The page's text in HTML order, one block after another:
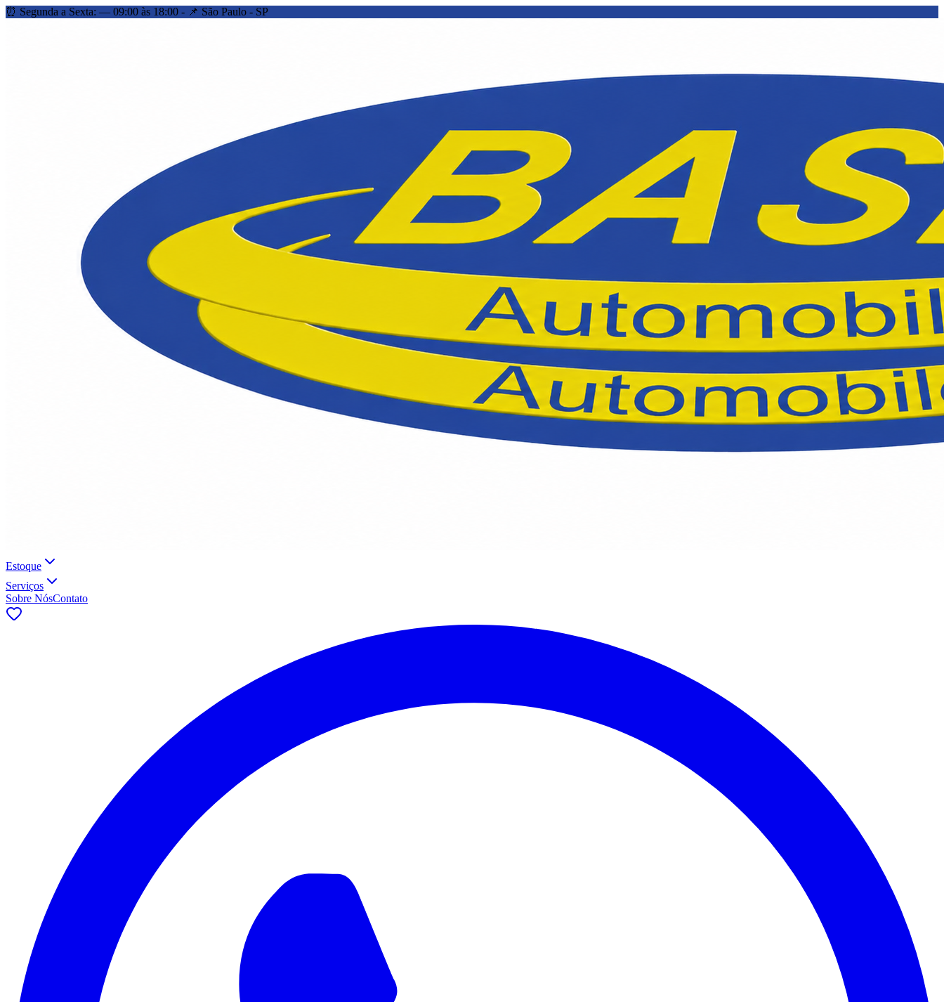
⏰ Segunda a Sexta: — 09:00 às 18:00 - 📌 São Paulo - SP
Estoque
Serviços
Sobre NósContato